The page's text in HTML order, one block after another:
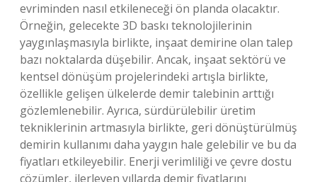
evriminden nasıl etkileneceği ön planda olacaktır.
Örneğin, gelecekte 3D baskı teknolojilerinin
yaygınlaşmasıyla birlikte, inşaat demirine olan talep
bazı noktalarda düşebilir. Ancak, inşaat sektörü ve
kentsel dönüşüm projelerindeki artışla birlikte,
özellikle gelişen ülkelerde demir talebinin arttığı
gözlemlenebilir. Ayrıca, sürdürülebilir üretim
tekniklerinin artmasıyla birlikte, geri dönüştürülmüş
demirin kullanımı daha yaygın hale gelebilir ve bu da
fiyatları etkileyebilir. Enerji verimliliği ve çevre dostu
çözümler, ilerleyen yıllarda demir fiyatlarını